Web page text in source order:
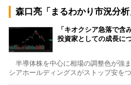
森口亮「まるわかり市況分析
「キオクシア急落で
投資家としての成長
半導体株を中心に相場の調整色が強
シアホールディングスがストップ安を